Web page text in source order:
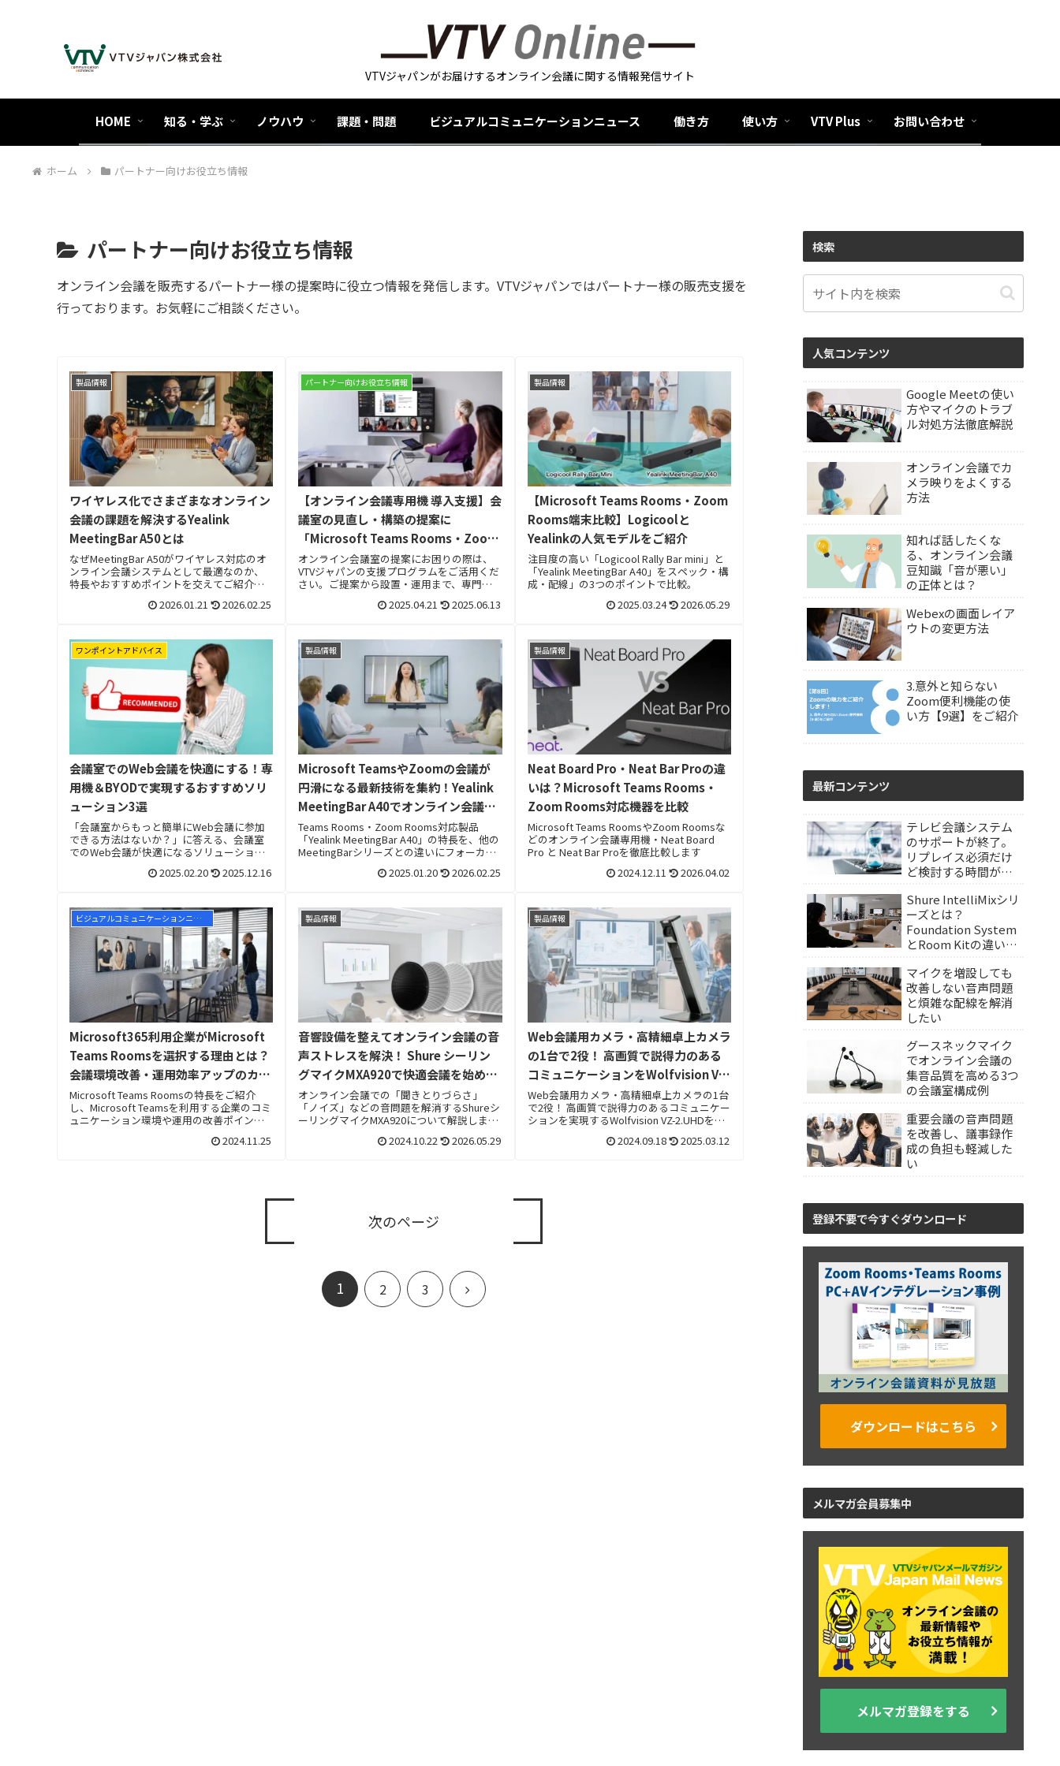
VTVジャパンがお届けするオンライン会議に関する情報発信サイト
HOME 知る・学ぶ ノウハウ 課題・問題 ビジュアルコミュニケーションニュース 働き方 使い方 VTV Plus お問い合わせ
ホーム パートナー向けお役立ち情報
パートナー向けお役立ち情報
オンライン会議を販売するパートナー様の提案時に役立つ情報を発信します。VTVジャパンではパートナー様の販売支援を
行っております。お気軽にご相談ください。
製品情報
ワイヤレス化でさまざまなオンライン
会議の課題を解決するYealink
MeetingBar A50とは
なぜMeetingBar A50がワイヤレス対応のオ
ンライン会議システムとして最適なのか、
特長やおすすめポイントを交えてご紹介し
2026.01.21 2026.02.25
パートナー向けお役立ち情報
【オンライン会議専用機 導入支援】会
議室の見直し・構築の提案に
「Microsoft Teams Rooms・Zoom
Rooms」を加えてみませんか
オンライン会議室の提案にお困りの際は、
VTVジャパンの支援プログラムをご活用くだ
さい。ご提案から設置・運用まで、専門知
2025.04.21 2025.06.13
製品情報
【Microsoft Teams Rooms・Zoom
Rooms端末比較】Logicoolと
Yealinkの人気モデルをご紹介
注目度の高い「Logicool Rally Bar mini」と
「Yealink MeetingBar A40」をスペック・構
成・配線」の3つのポイントで比較。
2025.03.24
2026.05.29
ワンポイントアドバイス
会議室でのWeb会議を快適にする！専
用機＆BYODで実現するおすすめソリ
ューション3選
「会議室からもっと簡単にWeb会議に参加
できる方法はないか？」に答える、会議室
でのWeb会議が快適になるソリューション
2025.02.20 2025.12.16
製品情報
Microsoft TeamsやZoomの会議が
円滑になる最新技術を集約！Yealink
MeetingBar A40でオンライン会議を
簡単・スマートに
Teams Rooms・Zoom Rooms対応製品
「Yealink MeetingBar A40」の特長を、他の
MeetingBarシリーズとの違いにフォーカス
2025.01.20 2026.02.25
製品情報
Neat Board Pro・Neat Bar Proの違
いは？Microsoft Teams Rooms・
Zoom Rooms対応機器を比較
Microsoft Teams RoomsやZoom Roomsな
どのオンライン会議専用機・Neat Board
Pro と Neat Bar Proを徹底比較します
2024.12.11
2026.04.02
ビジュアルコミュニケーションニュース
Microsoft365利用企業がMicrosoft
Teams Roomsを選択する理由とは？
会議環境改善・運用効率アップのカギ
となるソリューションにせまる
Microsoft Teams Roomsの特長をご紹介
し、Microsoft Teamsを利用する企業のコミ
ュニケーション環境や運用の改善ポイント
2024.11.25
製品情報
音響設備を整えてオンライン会議の音
声ストレスを解決！ Shure シーリン
グマイクMXA920で快適会議を始めよ
う
オンライン会議での「聞きとりづらさ」
「ノイズ」などの音問題を解消するShureシ
ーリングマイクMXA920について解説しま
2024.10.22 2026.05.29
製品情報
Web会議用カメラ・高精細卓上カメラ
の1台で2役！ 高画質で説得力のある
コミュニケーションをWolfvision VZ-
2.UHDで実現
Web会議用カメラ・高精細卓上カメラの1台
で2役！ 高画質で説得力のあるコミュニケー
ションを実現するWolfvision VZ-2.UHDをご
2024.09.18 2025.03.12
次のページ
1 2 3
次
検索
人気コンテンツ
Google Meetの使い
方やマイクのトラブ
ル対処方法徹底解説
オンライン会議でカ
メラ映りをよくする
方法
知れば話したくな
る、オンライン会議
豆知識「音が悪い」
の正体とは？
Webexの画面レイア
ウトの変更方法
3.意外と知らない
Zoom便利機能の使
い方【9選】をご紹介
最新コンテンツ
テレビ会議システム
のサポートが終了。
リプレイス必須だけ
ど検討する時間が欲
Shure IntelliMixシリ
ーズとは？
Foundation System
とRoom Kitの違いを
マイクを増設しても
改善しない音声問題
と煩雑な配線を解消
したい
グースネックマイク
でオンライン会議の
集音品質を高める3つ
の会議室構成例
重要会議の音声問題
を改善し、議事録作
成の負担も軽減した
い
登録不要で今すぐダウンロード
ダウンロードはこちら
メルマガ会員募集中
メルマガ登録をする